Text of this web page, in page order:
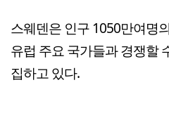
스웨덴은 인구 1050만여명
유럽 주요 국가들과 경쟁할
집하고 있다.